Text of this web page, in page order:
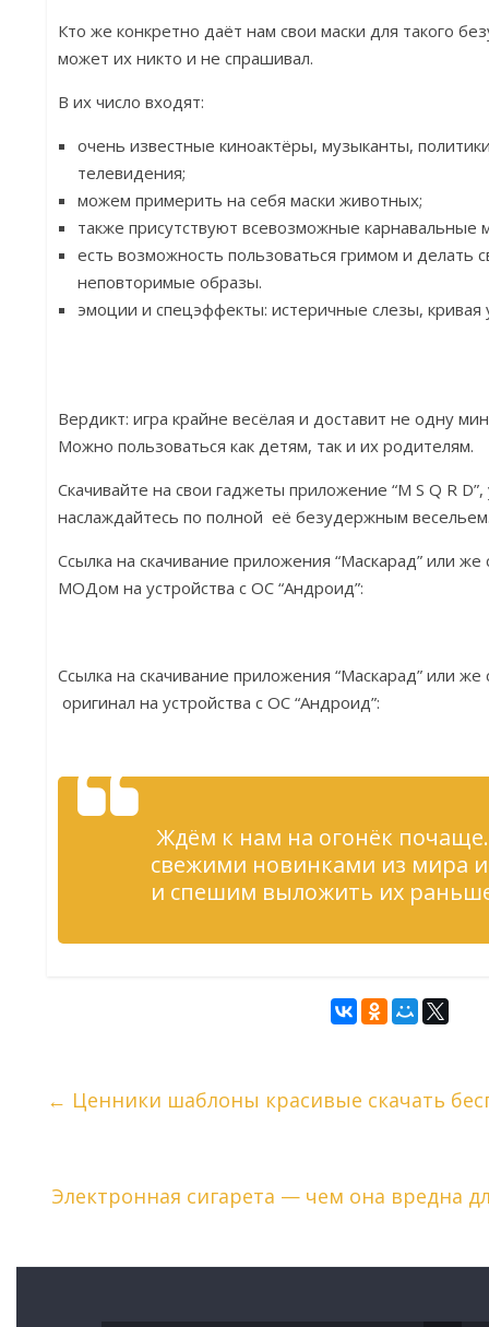
Кто же конкретно даёт нам свои маски для такого
может их никто и не спрашивал.
В их число входят:
очень известные киноактёры, музыканты,
телевидения;
можем примерить на себя маски животных;
также присутствуют всевозможные карнавальные
есть возможность пользоваться гримом и делать
неповторимые образы.
эмоции и спецэффекты: истеричные слезы,
Вердикт: игра крайне весёлая и доставит не одну
Можно пользоваться как детям, так и их родителям.
Скачивайте на свои гаджеты приложение “M S Q R
наслаждайтесь по полной её безудержным
Ссылка на скачивание приложения “Маскарад” или же
МОДом на устройства с ОС “Андроид”:
Ссылка на скачивание приложения “Маскарад” или же
оригинал на устройства с ОС “Андроид”:
Ждём к нам на огонёк почаще.
свежими новинками из мира
и спешим выложить их
← Ценники шаблоны красивые скачать
Электронная сигарета — чем она вредна